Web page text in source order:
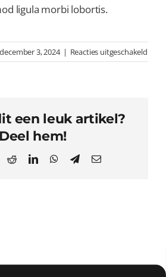
ligula morbi lobortis.
december 3, 2024 | Reacties uitgeschakeldvoor
How
een leuk artikel?
Deel hem!
RedditLinkedInWhatsApp
TelegramEmail